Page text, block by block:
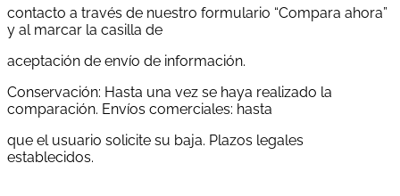
contacto a través de nuestro formulario “Compara ahora”
y al marcar la casilla de
aceptación de envío de información.
Conservación: Hasta una vez se haya realizado la
comparación. Envíos comerciales: hasta
que el usuario solicite su baja. Plazos legales
establecidos.